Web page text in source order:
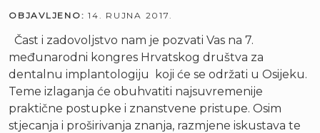
OBJAVLJENO: 14. RUJNA 2017.
Čast i zadovoljstvo nam je pozvati Vas na 7.
međunarodni kongres Hrvatskog društva za
dentalnu implantologiju koji će se održati u Osijeku.
Teme izlaganja će obuhvatiti najsuvremenije
praktične postupke i znanstvene pristupe. Osim
stjecanja i proširivanja znanja, razmjene iskustava te